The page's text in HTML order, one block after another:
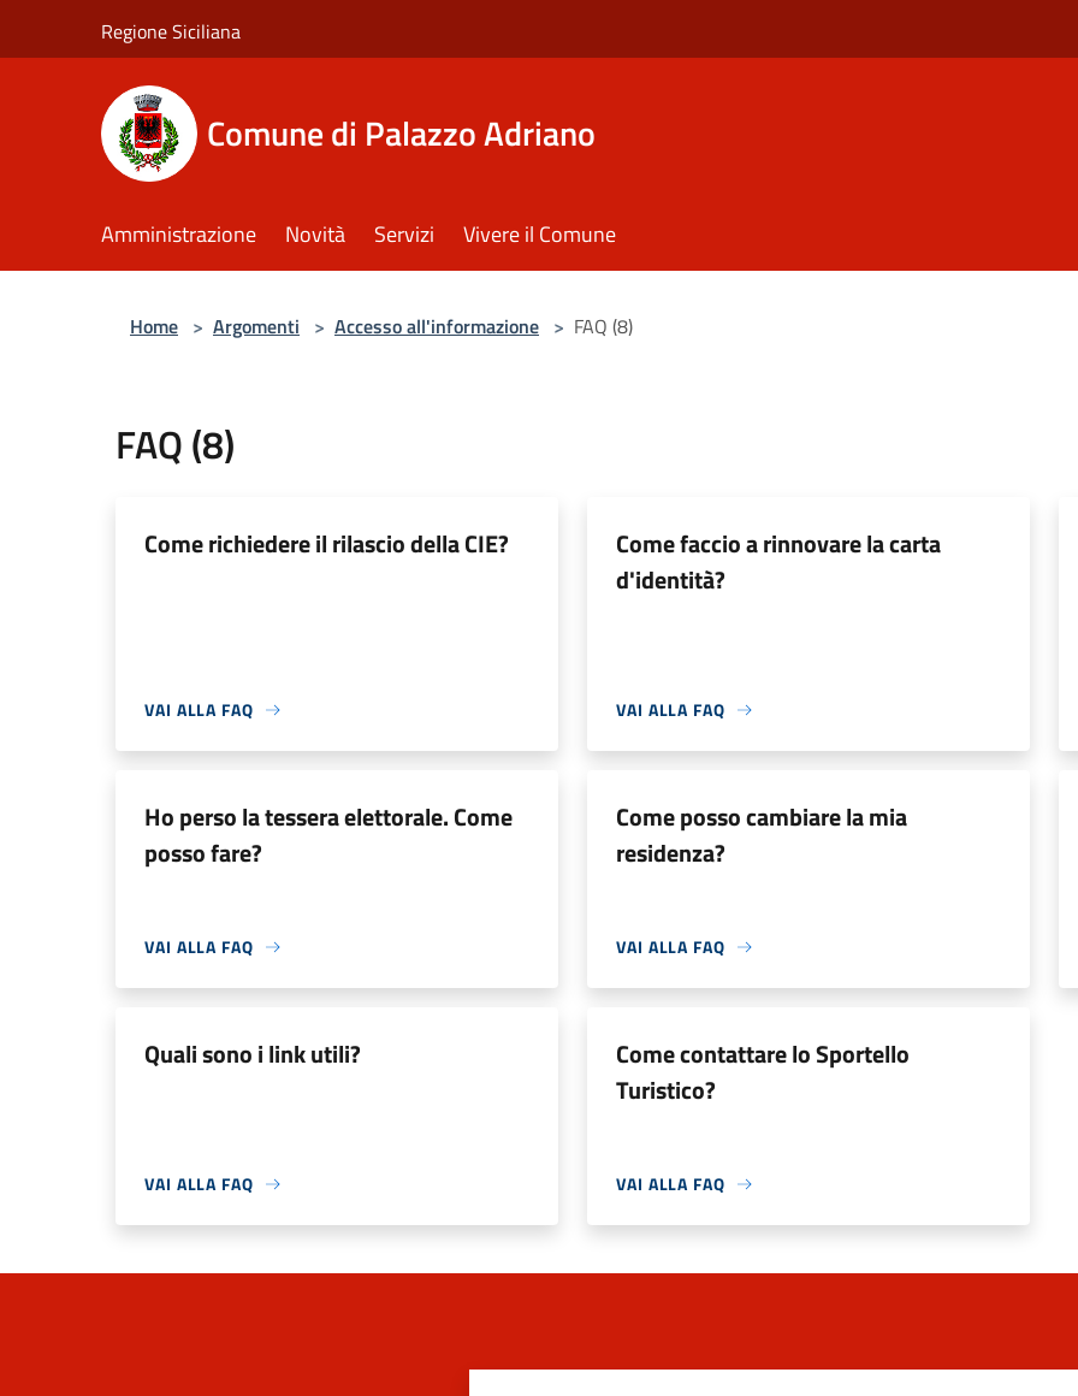
Regione Siciliana
Comune di Palazzo Adriano
Amministrazione Novità Servizi Vivere il Comune
Home > Argomenti > Accesso all'informazione > FAQ (8)
FAQ (8)
Come richiedere il rilascio della CIE?
VAI ALLA FAQ
Come faccio a rinnovare la carta
d'identità?
VAI ALLA FAQ
Ho perso la tessera elettorale. Come
posso fare?
VAI ALLA FAQ
Come posso cambiare la mia
residenza?
VAI ALLA FAQ
Quali sono i link utili?
VAI ALLA FAQ
Come contattare lo Sportello
Turistico?
VAI ALLA FAQ